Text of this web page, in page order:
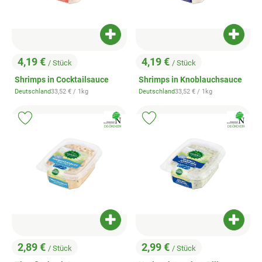
, Preis:
4,19 € / Stück
Shrimps in Cocktailsauce
, Herkunft:
Deutschland, Referenzpreis:
33,52 € / 1kg
Produkt zum Warenkorb hinzufügen
, Preis:
4,19 € / Stück
Shrimps in Knoblauchsauce
, Herkunft:
Deutschland, Referenzpreis:
33,52 € / 1kg
, Preis:
2,89 € / Stück
Produkt zum Warenkorb hinzufügen
, Verband:
, Kontrollstelle:
DE-ÖKO-039
Produkt zu Favouriten hinzufügen
, Preis:
2,99 € / Stück
, Verband:
, Kontrollstelle:
DE-ÖKO-039
Produkt zu Favouriten hinzufügen